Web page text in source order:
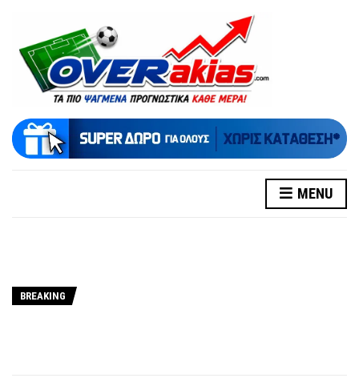
MENU
BREAKING